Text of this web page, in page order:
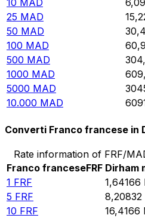
10 MAD
25 MAD
50 MAD
100 MAD
500 MAD
1000 MAD
5000 MAD
10.000 MAD
Converti Franco francese in
Rate information of FRF/
Franco franceseFRF Dirham
1 FRF 1,64166
5 FRF 8,20832
10 FRF 16,4166